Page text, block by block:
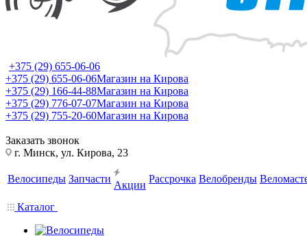
+375 (29) 655-06-06
+375 (29) 655-06-06Магазин на Кирова
+375 (29) 166-44-88Магазин на Кирова
+375 (29) 776-07-07Магазин на Кирова
+375 (29) 755-20-60Магазин на Кирова
Заказать звонок
г. Минск, ул. Кирова, 23
Велосипеды Запчасти
Акции
Рассрочка Велобренды
Каталог